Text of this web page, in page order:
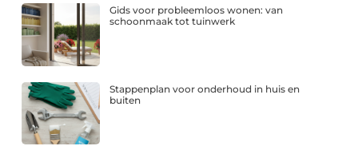
Gids voor probleemloos wonen: van
schoonmaak tot tuinwerk
Stappenplan voor onderhoud in huis en
buiten